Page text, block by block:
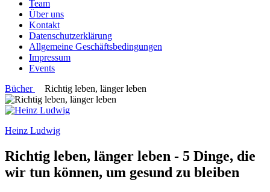
Team
Über uns
Kontakt
Datenschutzerklärung
Allgemeine Geschäftsbedingungen
Impressum
Events
Bücher
Richtig leben, länger leben
Heinz Ludwig
Richtig leben, länger leben - 5 Dinge, die
wir tun können, um gesund zu bleiben